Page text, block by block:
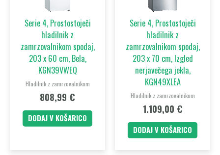
Serie 4, Prostostoječi
hladilnik z
zamrzovalnikom spodaj,
203 x 60 cm, Bela,
KGN39VWEQ
Hladilnik z zamrzovalnikom
808,99 €
DODAJ V KOŠARICO
Serie 4, Prostostoječi
hladilnik z
zamrzovalnikom spodaj,
203 x 70 cm, Izgled
nerjavečega jekla,
KGN49XLEA
Hladilnik z zamrzovalnikom
1.109,00 €
DODAJ V KOŠARICO